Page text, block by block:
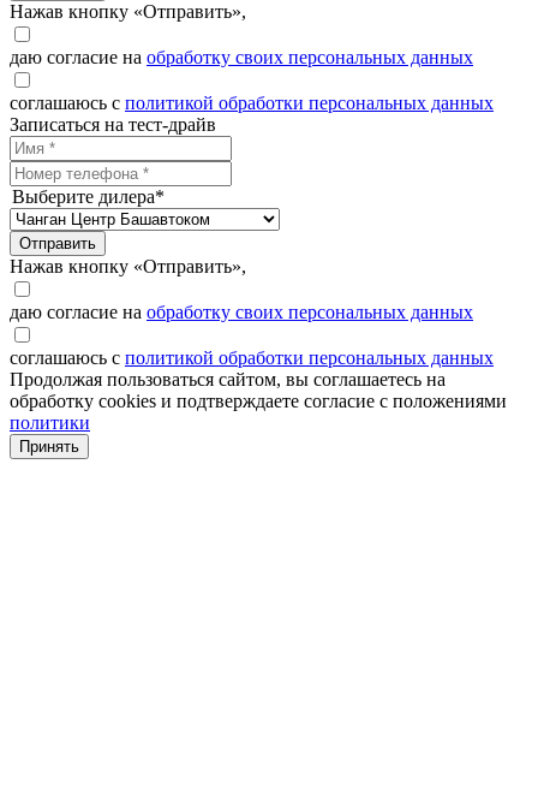
Нажав кнопку «Отправить»,
даю согласие на обработку своих персональных данных
соглашаюсь с политикой обработки персональных данных
Записаться на тест-драйв
Выберите дилера*
Отправить
Нажав кнопку «Отправить»,
даю согласие на обработку своих персональных данных
соглашаюсь с политикой обработки персональных данных
Продолжая пользоваться сайтом, вы соглашаетесь на
обработку cookies и подтверждаете согласие с положениями
политики
Принять